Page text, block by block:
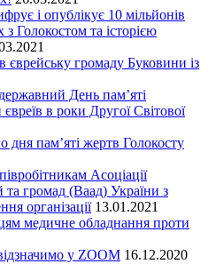
і опублікує 10 мільйонів
з Голокостом та історією
єврейську громаду Буковини із
День пам’яті
євреїв в роки Другої Світової
пам’яті жертв Голокосту
Асоціації
та громад (Ваад) України з
організації 13.01.2021
медичне обладнання проти
у ZOOM 16.12.2020